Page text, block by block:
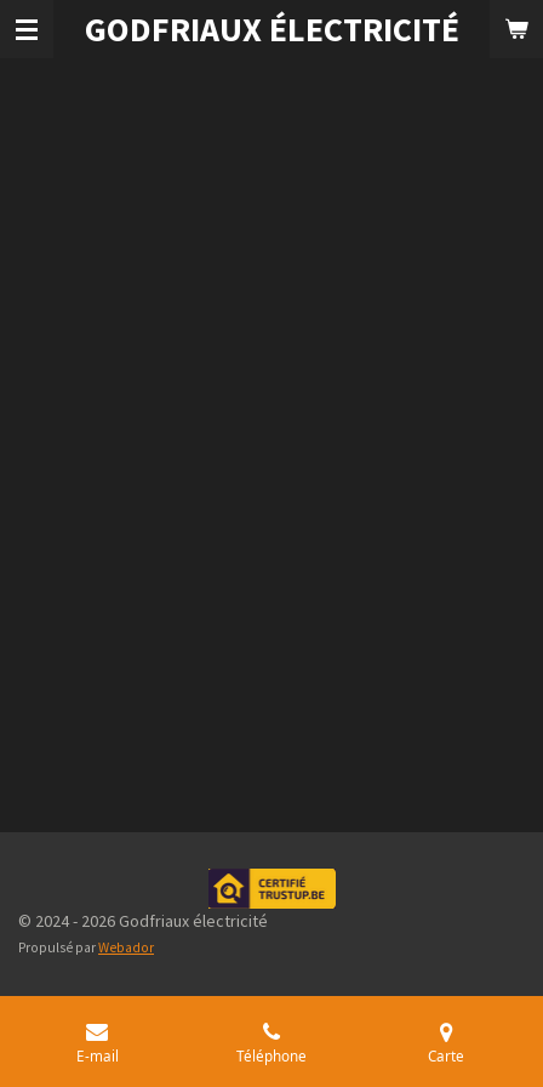
Passer
GODFRIAUX ÉLECTRICITÉ
© 2024 - 2026 Godfriaux électricité
Propulsé parWebador
E-mail Téléphone Carte